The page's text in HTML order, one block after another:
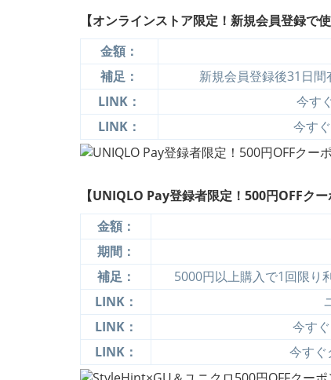
【オンラインストア限定！新規会員登録で
金額：
補足：
新規会員登録後31日間
LINK：
今す
LINK：
今す
【UNIQLO Pay登録者限定！500円OFFクー
金額：
期間：
補足：
5000円以上購入で1回限り
LINK：
LINK：
今す
LINK：
今す